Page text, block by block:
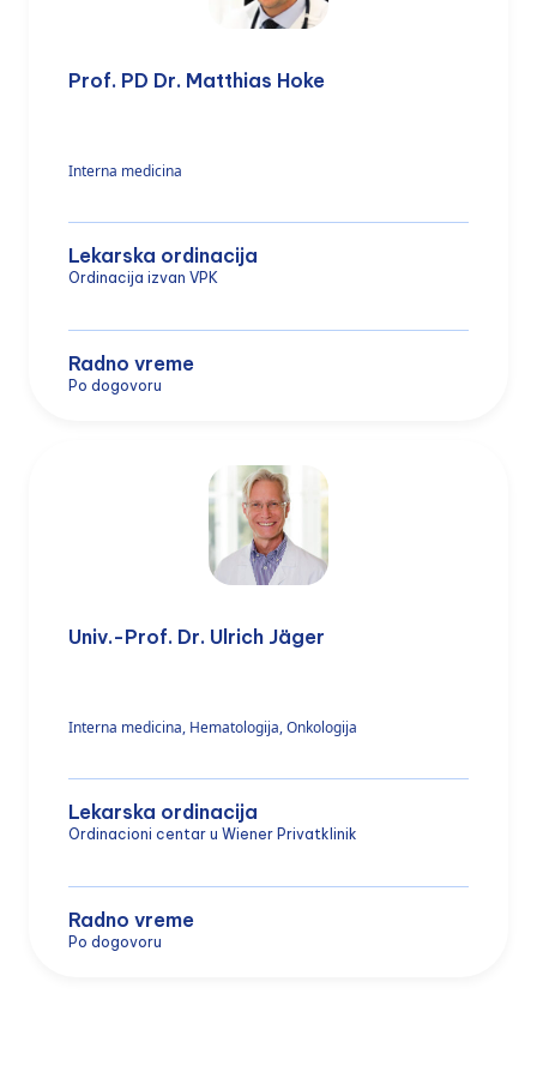
Prof. PD Dr. Matthias Hoke
Interna medicina
Lekarska ordinacija
Ordinacija izvan VPK
Radno vreme
Po dogovoru
Univ.-Prof. Dr. Ulrich Jäger
Interna medicina, Hematologija, Onkologija
Lekarska ordinacija
Ordinacioni centar u Wiener Privatklinik
Radno vreme
Po dogovoru